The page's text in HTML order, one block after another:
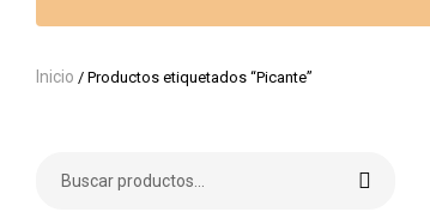
Inicio / Productos etiquetados “Picante”